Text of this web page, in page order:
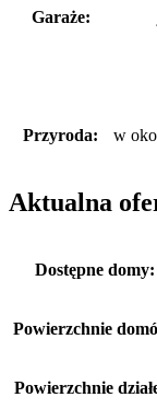
Garaże:
Przyroda: w
Aktualna
Dostępne domy:
Powierzchnie
Powierzchnie